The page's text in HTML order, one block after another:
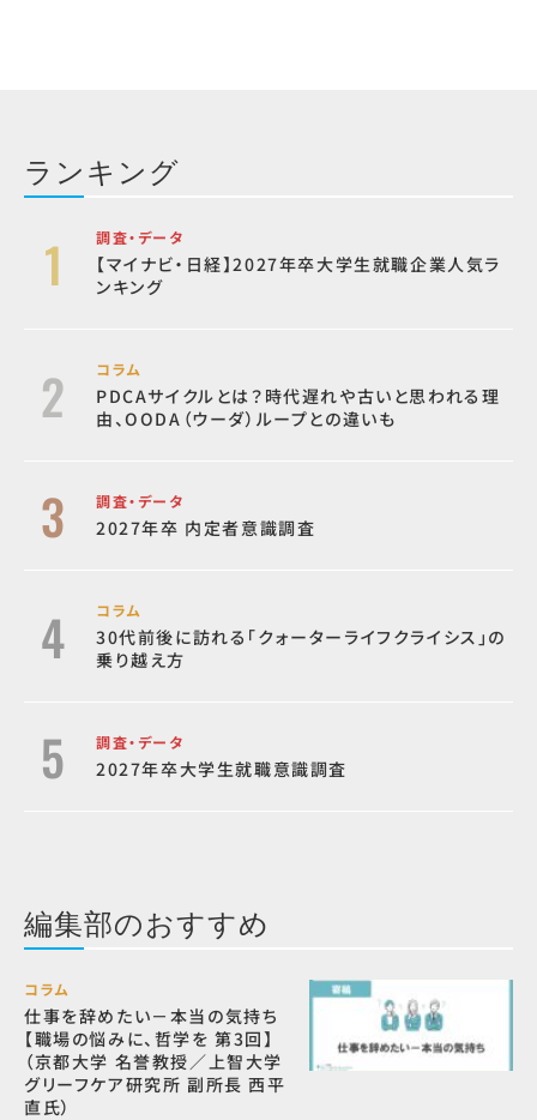
ランキング
調査・データ
【マイナビ・日経】2027年卒大学生就職企業人気ラ
ンキング
コラム
PDCAサイクルとは？時代遅れや古いと思われる理
由、OODA（ウーダ）ループとの違いも
調査・データ
2027年卒 内定者意識調査
コラム
30代前後に訪れる「クォーターライフクライシス」の
乗り越え方
調査・データ
2027年卒大学生就職意識調査
編集部のおすすめ
コラム
仕事を辞めたい－本当の気持ち
【職場の悩みに、哲学を 第3回】
（京都大学 名誉教授／上智大学
グリーフケア研究所 副所長 西平
直氏）